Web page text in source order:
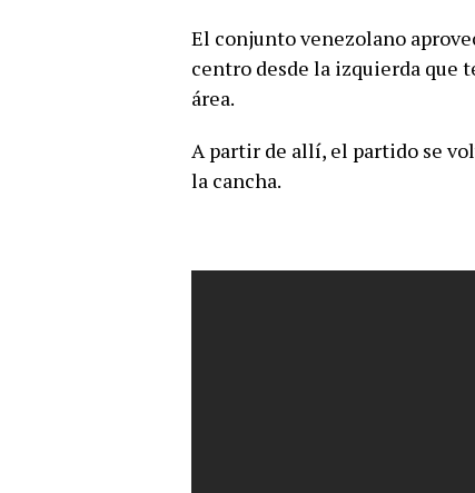
El conjunto venezolano
centro desde la izquierda que
área.
A partir de allí, el partido se
la cancha.